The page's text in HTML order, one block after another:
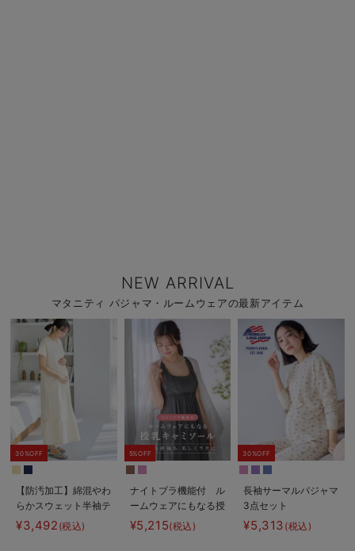
NEW ARRIVAL
マタニティ パジャマ・ルームウェアの最新アイテム
30%OFF
【防汚加工】綿混やわ
らかスウェット半袖テ
ィアードネグリジェ
マタニティ・産後【出
¥3,492 (税込)
5%OFF
ナイトブラ機能付 ル
ームウェアにもなる授
乳キャミソール
¥5,215(税込)
30%OFF
長袖サーマルパジャマ
3点セット
JEMORGAN（ジェー
イーモーガン） ギフ
¥5,313 (税込)